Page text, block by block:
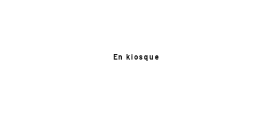
En kiosque